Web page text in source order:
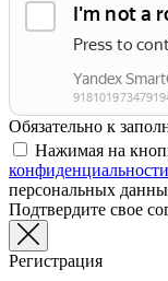
Обязательно к
Нажимая на
конфиденциальности
персональных
Подтвердите свое
Регистрация